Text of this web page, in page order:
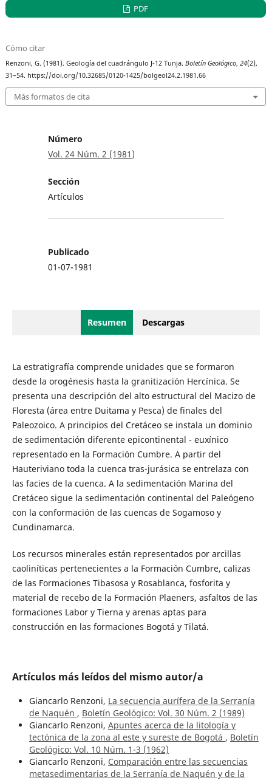
PDF
Cómo citar
Renzoni, G. (1981). Geología del cuadrángulo J-12 Tunja.Boletín Geológico,24(2),
31–54. https://doi.org/10.32685/0120-1425/bolgeol24.2.1981.66
Más formatos de cita
Número
Vol. 24 Núm. 2 (1981)
Sección
Artículos
Publicado
01-07-1981
Resumen Descargas
La estratigrafía comprende unidades que se formaron
desde la orogénesis hasta la granitización Hercínica. Se
presenta una descripción del alto estructural del Macizo de
Floresta (área entre Duitama y Pesca) de finales del
Paleozoico. A principios del Cretáceo se instala un dominio
de sedimentación diferente epicontinental - euxínico
representado en la Formación Cumbre. A partir del
Hauteriviano toda la cuenca tras-jurásica se entrelaza con
las facies de la cuenca. A la sedimentación Marina del
Cretáceo sigue la sedimentación continental del Paleógeno
con la conformación de las cuencas de Sogamoso y
Cundinamarca.
Los recursos minerales están representados por arcillas
caoliníticas pertenecientes a la Formación Cumbre, calizas
de las Formaciones Tibasosa y Rosablanca, fosforita y
material de recebo de la Formación Plaeners, asfaltos de las
formaciones Labor y Tierna y arenas aptas para
construcción en las formaciones Bogotá y Tilatá.
Artículos más leídos del mismo autor/a
Giancarlo Renzoni, La secuencia aurífera de la Serranía
de Naquén , Boletín Geológico: Vol. 30 Núm. 2 (1989)
Giancarlo Renzoni, Apuntes acerca de la litología y
tectónica de la zona al este y sureste de Bogotá , Boletín
Geológico: Vol. 10 Núm. 1-3 (1962)
Giancarlo Renzoni, Comparación entre las secuencias
metasedimentarias de la Serranía de Naquén y de la